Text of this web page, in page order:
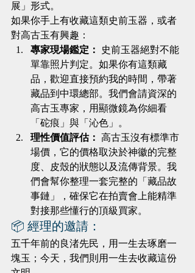
展」形式。
如果你手上有收藏這類史前玉器，或者
對高古玉有興趣：
專家現場鑑定：
史前玉器絕對不能
單靠照片判定。如果你有這類藏
品，歡迎直接預約我的時間，帶著
藏品到中環總部。我們會請資深的
高古玉專家，用顯微鏡為你細看
「砣痕」與「沁色」。
理性價值評估： 高古玉沒有標準市
場價，它的價格取決於神徽的完整
度、皮殼的狀態以及流傳背景。我
們會幫你整理一套完整的「藏品故
事鏈」，確保它在拍賣會上能精準
對接那些懂行的頂級買家。
📦 經理的邀請：
五千年前的良渚先民，用一生去琢磨一
塊玉；今天，我們則用一生去收藏這份